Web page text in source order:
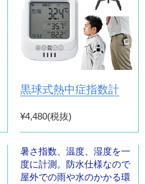
黒球式熱中症指数計
¥4,480(税抜)
暑さ指数、温度、湿度を一
度に計測。防水仕様なので
屋外での雨や水のかかる環